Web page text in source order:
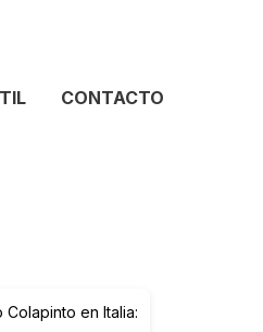
CONTACTO
en Italia: